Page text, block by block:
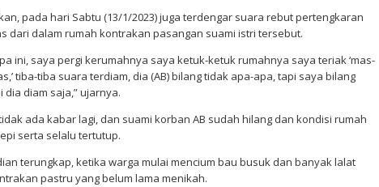
pada hari Sabtu (13/1/2023) juga terdengar suara rebut pertengkaran
dari dalam rumah kontrakan pasangan suami istri tersebut.
ini, saya pergi kerumahnya saya ketuk-ketuk rumahnya saya teriak ‘mas-
tiba-tiba suara terdiam, dia (AB) bilang tidak apa-apa, tapi saya bilang
dia diam saja,” ujarnya.
ada kabar lagi, dan suami korban AB sudah hilang dan kondisi rumah
serta selalu tertutup.
terungkap, ketika warga mulai mencium bau busuk dan banyak lalat
pastru yang belum lama menikah.